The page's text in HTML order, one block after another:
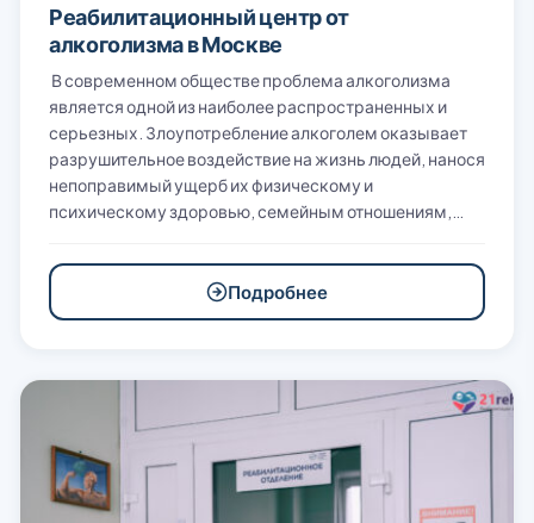
Реабилитационный центр от
алкоголизма в Москве
В современном обществе проблема алкоголизма
является одной из наиболее распространенных и
серьезных. Злоупотребление алкоголем оказывает
разрушительное воздействие на жизнь людей, нанося
непоправимый ущерб их физическому и
психическому здоровью, семейным отношениям,…
Подробнее